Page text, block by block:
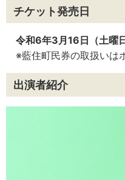
チケット発売日
令和6年3月16日（土曜
※藍住町民券の取扱いは
出演者紹介